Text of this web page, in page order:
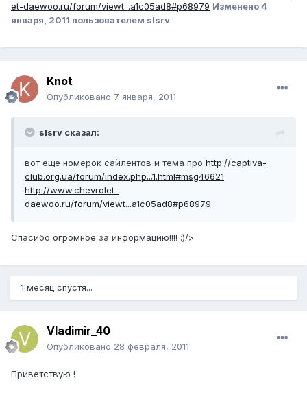
et-daewoo.ru/forum/viewt...a1c05ad8#p68979 Изменено4
января, 2011 пользователем slsrv
Knot
Опубликовано 7 января, 2011
slsrv сказал:
вот еще номерок сайлентов и тема про http://captiva-
club.org.ua/forum/index.php...1.html#msg46621
http://www.chevrolet-
daewoo.ru/forum/viewt...a1c05ad8#p68979
Спасибо огромное за информацию!!!! :)/>
1 месяц спустя...
Vladimir_40
Опубликовано 28 февраля, 2011
Приветствую !